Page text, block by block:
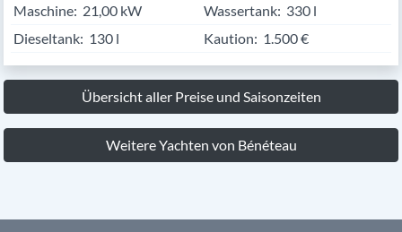
Maschine: 21,00 kW Wassertank: 330 l
Dieseltank: 130 l Kaution: 1.500 €
Übersicht aller Preise und Saisonzeiten
Weitere Yachten von Bénéteau